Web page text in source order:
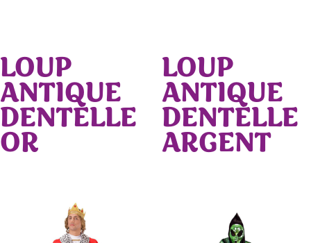
LOUP
ANTIQUE
DENTELLE
OR
LOUP
ANTIQUE
DENTELLE
ARGENT